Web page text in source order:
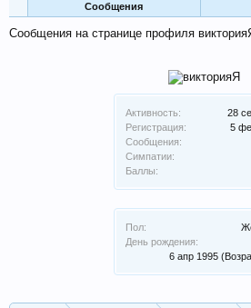
Активность:
28
Регистрация:
5
Сообщения:
Симпатии:
Баллы:
Пол:
День рождения:
6 апр 1995
Сообщения
Сообщения на странице профиля